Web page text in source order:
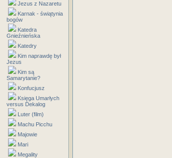
Jezus z Nazaretu
Karnak - świątynia
bogów
Katedra
Gnieźnieńska
Katedry
Kim naprawdę był
Jezus
Kim są
Samarytanie?
Konfucjusz
Księga Umarłych
versus Dekalog
Luter (film)
Machu Picchu
Majowie
Mari
Megality